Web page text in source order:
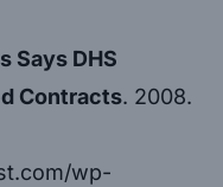
Says DHS
Contracts. 2008.
wp-